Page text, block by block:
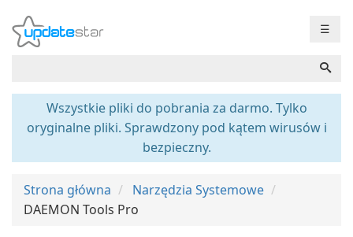
☰
Wszystkie pliki do pobrania za darmo. Tylko
oryginalne pliki. Sprawdzony pod kątem wirusów i
bezpieczny.
Strona główna
Narzędzia Systemowe
DAEMON Tools Pro